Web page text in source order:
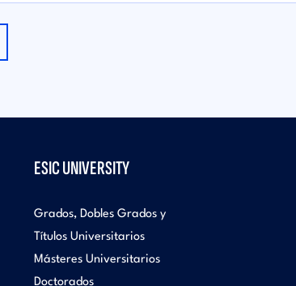
ESIC UNIVERSITY
Grados, Dobles Grados y
Títulos Universitarios
Másteres Universitarios
Doctorados